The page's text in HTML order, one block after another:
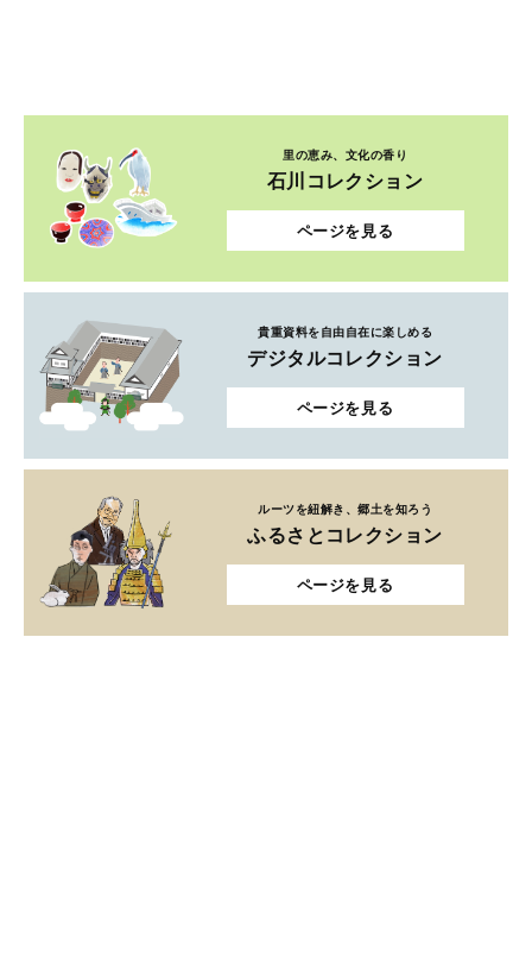
里の恵み、文化の香り
石川コレクション
ページを見る
貴重資料を自由自在に楽しめる
デジタルコレクション
ページを見る
ルーツを紐解き、郷土を知ろう
ふるさとコレクション
ページを見る